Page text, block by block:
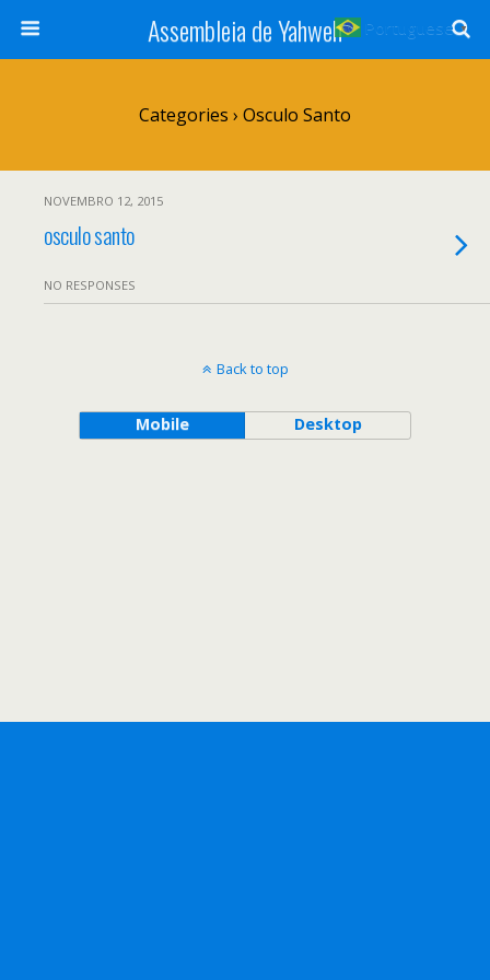
Assembleia de Yahweh
Categories › Osculo Santo
NOVEMBRO 12, 2015
osculo santo
NO RESPONSES
Back to top
Mobile Desktop
Portuguese ▼